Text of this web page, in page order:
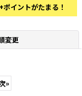
イントがたまる！
変更
»